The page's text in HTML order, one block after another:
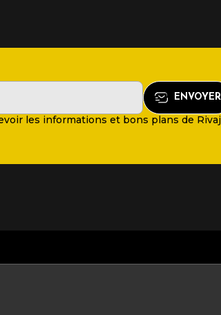
les informations et bons plans de Rivaj